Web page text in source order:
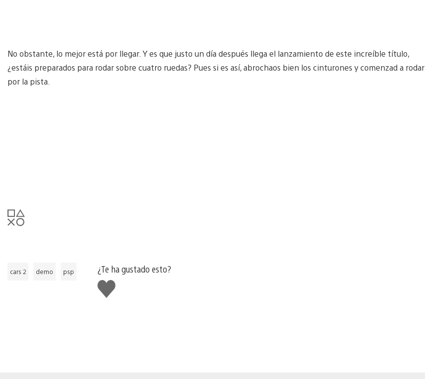
No obstante, lo mejor está por llegar. Y es que justo un día después llega el lanzamiento de este increíble título,
¿estáis preparados para rodar sobre cuatro ruedas? Pues si es así, abrochaos bien los cinturones y comenzad a rodar
por la pista.
cars 2 demo psp
¿Te ha gustado esto?
Me
gusta